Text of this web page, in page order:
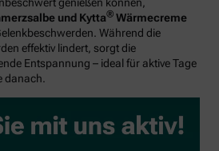
und Kytta® Wärmecreme
Während die
effektiv lindert, sorgt die
Entspannung – ideal für aktive Tage
danach.